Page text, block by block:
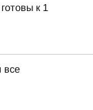
к 1
все